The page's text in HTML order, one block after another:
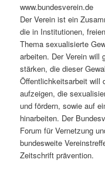
www.bundesverein.de
Der Verein ist ein
die in Institutionen,
Thema sexualisierte
arbeiten. Der Verein will
stärken, die dieser
Öffentlichkeitsarbeit will
aufzeigen, die
und fördern, sowie auf
hinarbeiten. Der
Forum für Vernetzung
bundesweite
Zeitschrift prävention.